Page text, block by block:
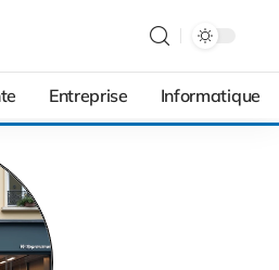
Entreprise Informatique